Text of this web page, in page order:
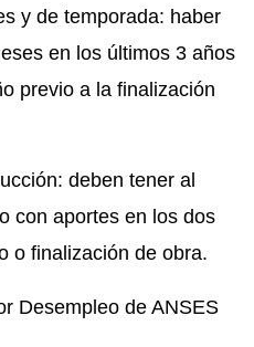
y de temporada: haber
en los últimos 3 años
previo a la finalización
deben tener al
con aportes en los dos
o finalización de obra.
Desempleo de ANSES